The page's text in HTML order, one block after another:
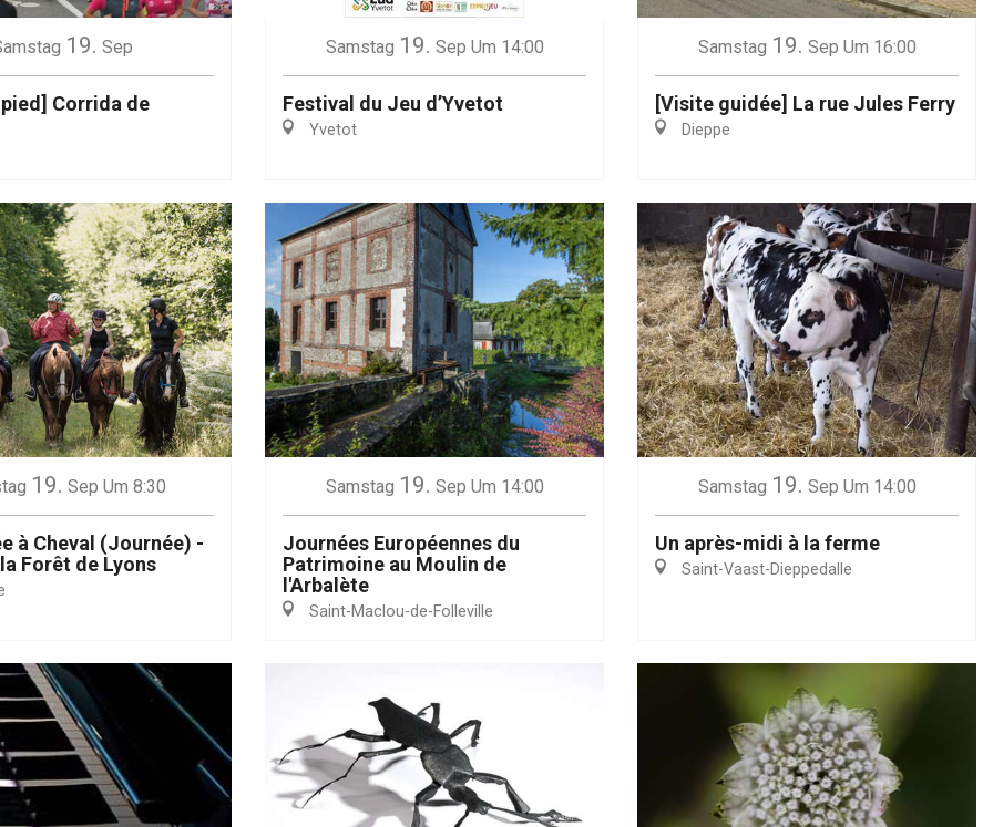
19. Sep
pied] Corrida de
Samstag 19. Sep Um 14:00
Festival du Jeu d’Yvetot
Yvetot
Samstag 19. Sep Um 16:00
[Visite guidée] La rue Jules Ferry
Dieppe
19. Sep Um 8:30
à Cheval (Journée) -
Forêt de Lyons
Samstag 19. Sep Um 14:00
Journées Européennes du
Patrimoine au Moulin de
l'Arbalète
Saint-Maclou-de-Folleville
Samstag 19. Sep Um 14:00
Un après-midi à la ferme
Saint-Vaast-Dieppedalle